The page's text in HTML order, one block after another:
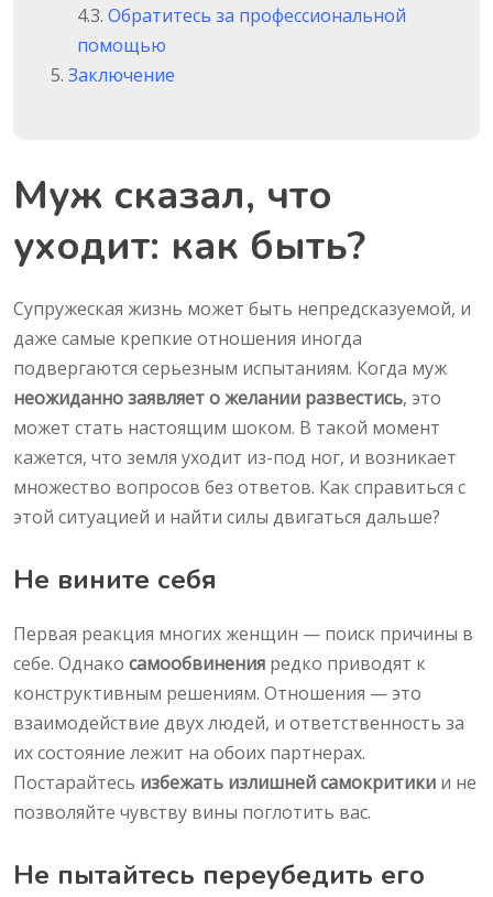
Обратитесь за профессиональной
помощью
Заключение
Муж сказал, что
уходит: как быть?
Супружеская жизнь может быть непредсказуемой, и
даже самые крепкие отношения иногда
подвергаются серьезным испытаниям. Когда муж
неожиданно заявляет о желании развестись, это
может стать настоящим шоком. В такой момент
кажется, что земля уходит из-под ног, и возникает
множество вопросов без ответов. Как справиться с
этой ситуацией и найти силы двигаться дальше?
Не вините себя
Первая реакция многих женщин — поиск причины в
себе. Однако самообвинения редко приводят к
конструктивным решениям. Отношения — это
взаимодействие двух людей, и ответственность за
их состояние лежит на обоих партнерах.
Постарайтесь избежать излишней самокритики и не
позволяйте чувству вины поглотить вас.
Не пытайтесь переубедить его